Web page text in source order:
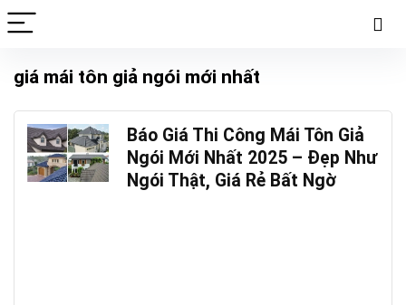
giá mái tôn giả ngói mới nhất
Báo Giá Thi Công Mái Tôn Giả
Ngói Mới Nhất 2025 – Đẹp Như
Ngói Thật, Giá Rẻ Bất Ngờ